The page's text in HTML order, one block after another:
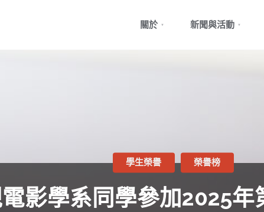
關於 新聞與活動
影學系同學參加2025
學生榮譽 榮譽榜